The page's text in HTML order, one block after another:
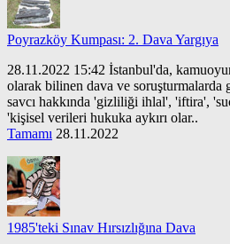
Poyrazköy Kumpası: 2. Dava Yargıya
28.11.2022 15:42 İstanbul'da,
olarak bilinen dava ve soruşturmalarda
savcı hakkında 'gizliliği ihlal', 'iftira',
'kişisel verileri hukuka aykırı olar..
Tamamı 28.11.2022
1985'teki Sınav Hırsızlığına Dava